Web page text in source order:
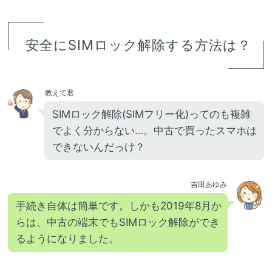
安全にSIMロック解除する方法は？
教えて君
SIMロック解除(SIMフリー化)ってのも複雑
でよく分からない…。中古で買ったスマホは
できないんだっけ？
吉田あゆみ
手続き自体は簡単です。しかも2019年8月か
らは、中古の端末でもSIMロック解除ができ
るようになりました。